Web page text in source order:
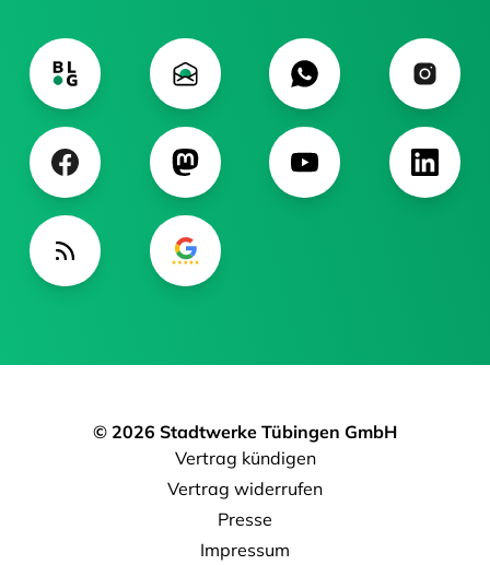
© 2026 Stadtwerke Tübingen GmbH
Vertrag kündigen
Vertrag widerrufen
Presse
Impressum